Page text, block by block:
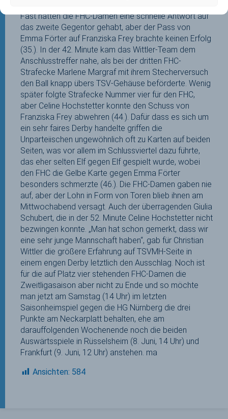
Fast hätten die FHC-Damen eine schnelle Antwort auf
das zweite Gegentor gehabt, aber der Pass von
Emma Förter auf Franziska Frey brachte keinen Erfolg
(35.). In der 42. Minute kam das Wittler-Team dem
Anschlusstreffer nahe, als bei der dritten FHC-
Strafecke Marlene Margraf mit ihrem Stecherversuch
den Ball knapp übers TSV-Gehäuse beförderte. Wenig
später folgte Strafecke Nummer vier für den FHC,
aber Celine Hochstetter konnte den Schuss von
Franziska Frey abwehren (44.). Dafür dass es sich um
ein sehr faires Derby handelte griffen die
Unparteiischen ungewöhnlich oft zu Karten auf beiden
Seiten, was vor allem im Schlussviertel dazu führte,
das eher selten Elf gegen Elf gespielt wurde, wobei
den FHC die Gelbe Karte gegen Emma Förter
besonders schmerzte (46.). Die FHC-Damen gaben nie
auf, aber der Lohn in Form von Toren blieb ihnen am
Mittwochabend versagt. Auch der überragenden Giulia
Schubert, die in der 52. Minute Celine Hochstetter nicht
bezwingen konnte. „Man hat schon gemerkt, dass wir
eine sehr junge Mannschaft haben“, gab für Christian
Wittler die größere Erfahrung auf TSVMH-Seite in
einem engen Derby letztlich den Ausschlag. Noch ist
für die auf Platz vier stehenden FHC-Damen die
Zweitligasaison aber nicht zu Ende und so möchte
man jetzt am Samstag (14 Uhr) im letzten
Saisonheimspiel gegen die HG Nürnberg die drei
Punkte am Neckarplatt behalten, ehe am
darauffolgenden Wochenende noch die beiden
Auswärtsspiele in Rüsselsheim (8. Juni, 14 Uhr) und
Frankfurt (9. Juni, 12 Uhr) anstehen. ma
Ansichten: 584